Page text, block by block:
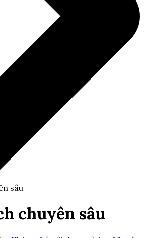
sâu
chuyên sâu